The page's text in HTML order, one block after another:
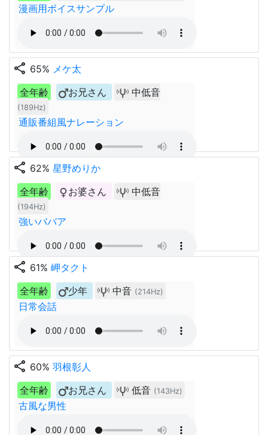
漫画用ボイスサンプル
share 65% メケ太
全年齢
お兄さん 中低音
(189Hz)
通販番組風ナレーション
share 62% 星野めりか
全年齢
お婆さん 中低音
(194Hz)
強いババア
share 61% 岬タクト
全年齢
少年 中音 (214Hz)
日常会話
share 60% 羽根彰人
全年齢
お兄さん 低音 (143Hz)
古風な男性